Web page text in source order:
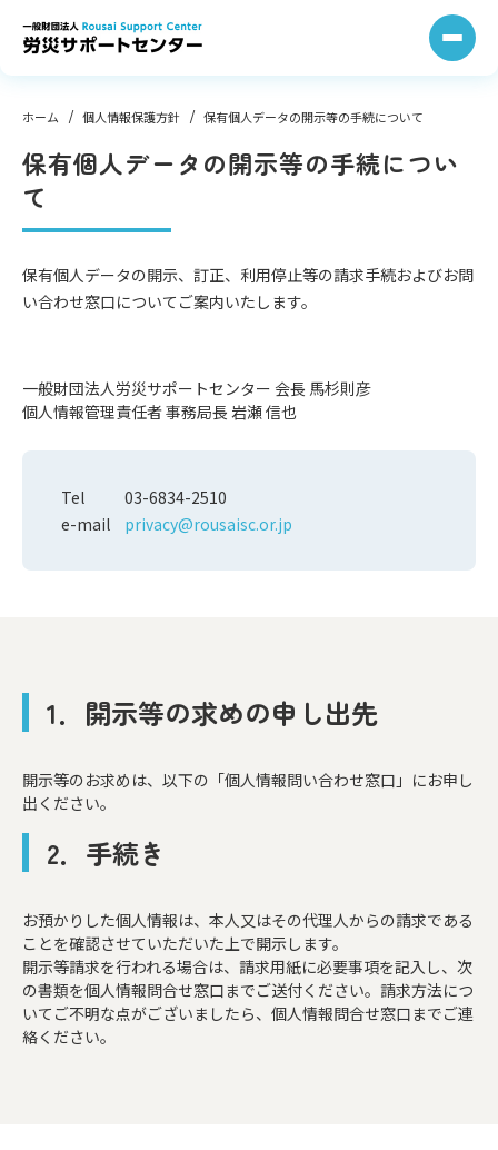
ホーム 個人情報保護方針 保有個人データの開示等の手続について
保有個人データの開示等の手続につい
て
保有個人データの開示、訂正、利用停止等の請求手続およびお問
い合わせ窓口についてご案内いたします。
一般財団法人労災サポートセンター 会長 馬杉則彦
個人情報管理責任者 事務局長 岩瀬 信也
Tel
03-6834-2510
e-mail
privacy@rousaisc.or.jp
1．開示等の求めの申し出先
開示等のお求めは、以下の「個人情報問い合わせ窓口」にお申し
出ください。
2．手続き
お預かりした個人情報は、本人又はその代理人からの請求である
ことを確認させていただいた上で開示します。
開示等請求を行われる場合は、請求用紙に必要事項を記入し、次
の書類を個人情報問合せ窓口までご送付ください。請求方法につ
いてご不明な点がございましたら、個人情報問合せ窓口までご連
絡ください。